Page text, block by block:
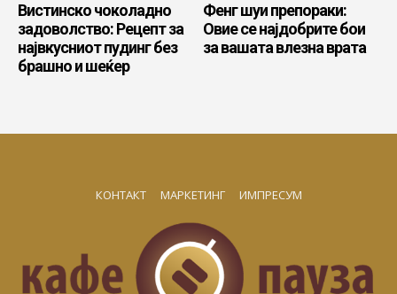
Вистинско чоколадно
задоволство: Рецепт за
највкусниот пудинг без
брашно и шеќер
Фенг шуи препораки:
Овие се најдобрите бои
за вашата влезна врата
КОНТАКТ МАРКЕТИНГ ИМПРЕСУМ